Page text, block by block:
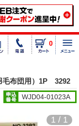
0
布団用）1P 3292
WJD04-01023A
1 / 1